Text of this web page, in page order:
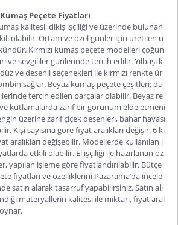
Peçete Fiyatları
kalitesi, dikiş işçiliği ve üzerinde bulunan
olabilir. Ortam ve özel günler için üretilen ü
Kırmızı kumaş peçete modelleri çoğun
ve sevgililer günlerinde tercih edilir.Yılbaşı k
ve desenli seçenekleri ile kırmızı renkte ür
sağlar. Beyaz kumaş peçeteçeşitleri; dü
tercih edilen parçalar olabilir. Beyaz re
kutlamalarda zarif bir görünüm elde etmeni
üzerine zarif çiçek desenleri, bahar havası
Kişi sayısına göre fiyat aralıkları değişir. 6 ki
aralıkları değişebilir. Modellerde kullanılan i
etkili olabilir. El işçiliği ile hazırlanan öz
yapılan işleme göre fiyatlandırılabilir. Bütçe
fiyatlarıve özelliklerini Pazarama’da incele
satın alarak tasarruf yapabilirsiniz. Satın alı
materyallerin kalitesi ile miktarı, fiyat aral